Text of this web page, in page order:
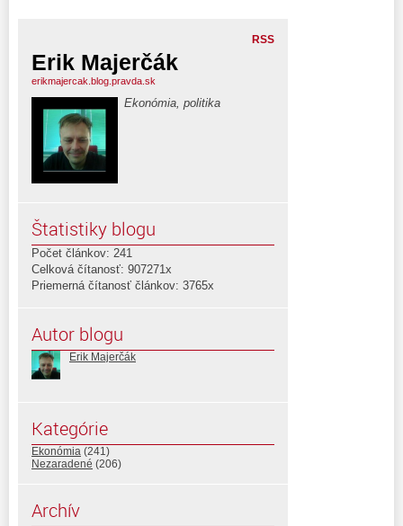
RSS
Erik Majerčák
erikmajercak.blog.pravda.sk
Ekonómia, politika
Štatistiky blogu
Počet článkov: 241
Celková čítanosť: 907271x
Priemerná čítanosť článkov: 3765x
Autor blogu
Erik Majerčák
Kategórie
Ekonómia (241)
Nezaradené (206)
Archív